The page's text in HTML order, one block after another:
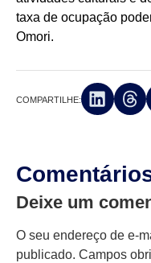
taxa de ocupação
Omori.
COMPARTILHE:
Deixe um
O seu endereço de e-
publicado. Campos